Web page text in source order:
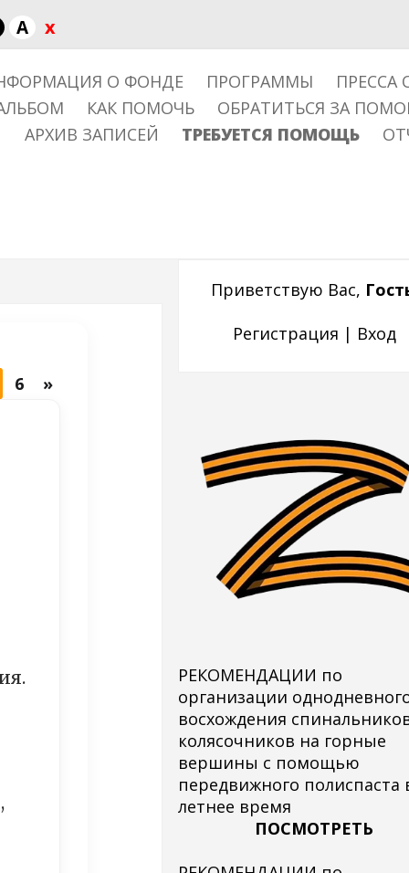
A x
О ФОНДЕ ПРОГРАММЫ
ПРЕССА
КАК ПОМОЧЬ
ОБРАТИТЬСЯ ЗА
АРХИВ ЗАПИСЕЙ
ТРЕБУЕТСЯ ПОМОЩЬ
6 »
Приветствую Вас,
Регистрация | Вход
РЕКОМЕНДАЦИИ по
организации
восхождения
колясочников на горные
вершины с помощью
передвижного полиспаста
летнее время
ПОСМОТРЕТЬ